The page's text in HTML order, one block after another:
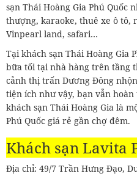
sạn Thái Hoàng Gia Phú Quốc
thượng, karaoke, thuê xe ô tô,
Vinpearl land, safari…
Tại khách sạn Thái Hoàng Gia
bữa tối tại nhà hàng trên tầng
cảnh thị trấn Dương Đông
tiện ích như vậy, bạn vẫn
khách sạn Thái Hoàng Gia là
Phú Quốc giá rẻ gần chợ đêm.
Khách sạn Lavita
Địa chỉ: 49/7 Trần Hưng Đạo,